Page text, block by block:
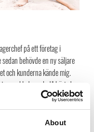
About
på ett företag i
behövde en ny säljare
och kunderna kände mig.
och då började
sparken i baken jag behövde
redan så jag tog med mig
Leif Konfektion AB. Det var